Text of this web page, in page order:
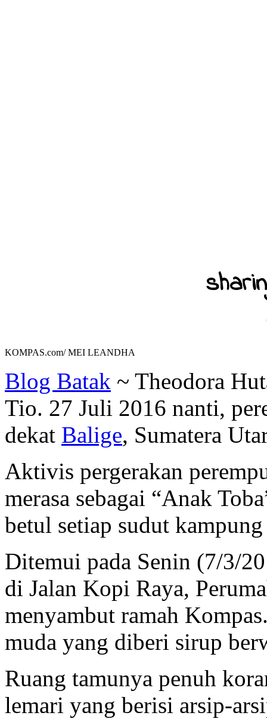
KOMPAS.com/ MEI LEANDHA
Blog Batak ~ Theodora
Tio. 27 Juli 2016 nanti,
dekat Balige, Sumatera
Aktivis pergerakan
merasa sebagai “Anak
betul setiap sudut
Ditemui pada Senin (7/3/
di Jalan Kopi Raya,
menyambut ramah
muda yang diberi sirup
Ruang tamunya penuh
lemari yang berisi arsip-